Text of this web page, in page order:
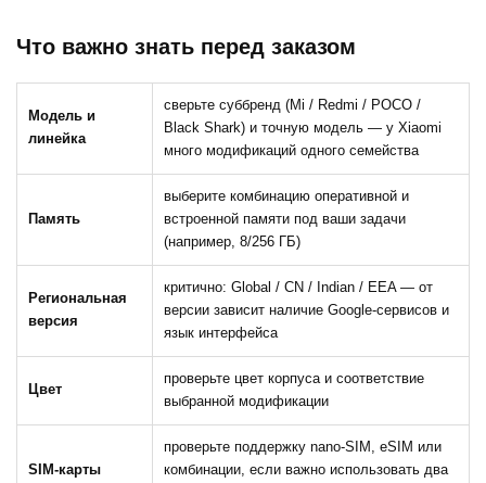
Что важно знать перед заказом
Модель и
линейка
сверьте суббренд (Mi / Redmi / POCO /
Black Shark) и точную модель — у Xiaomi
много модификаций одного семейства
Память
выберите комбинацию оперативной и
встроенной памяти под ваши задачи
(например, 8/256 ГБ)
Региональная
версия
критично: Global / CN / Indian / EEA — от
версии зависит наличие Google-сервисов и
язык интерфейса
Цвет
проверьте цвет корпуса и соответствие
выбранной модификации
SIM-карты
проверьте поддержку nano-SIM, eSIM или
комбинации, если важно использовать два